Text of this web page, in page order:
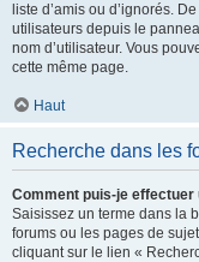
liste d’amis ou d’ignorés.
utilisateurs depuis le
nom d’utilisateur. Vous
cette même page.
Haut
Recherche dans les
Comment puis-je
Saisissez un terme dans la
forums ou les pages de
cliquant sur le lien «